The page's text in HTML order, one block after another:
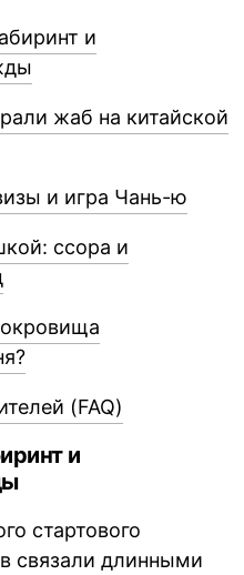
и
жаб на китайской
и игра Чань-ю
ссора и
(FAQ)
и
стартового
связали длинными